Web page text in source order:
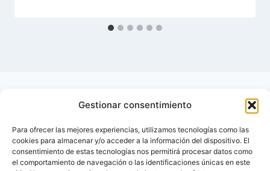
Gestionar consentimiento
Para ofrecer las mejores experiencias, utilizamos tecnologías como las
cookies para almacenar y/o acceder a la información del dispositivo. El
consentimiento de estas tecnologías nos permitirá procesar datos como
el comportamiento de navegación o las identificaciones únicas en este